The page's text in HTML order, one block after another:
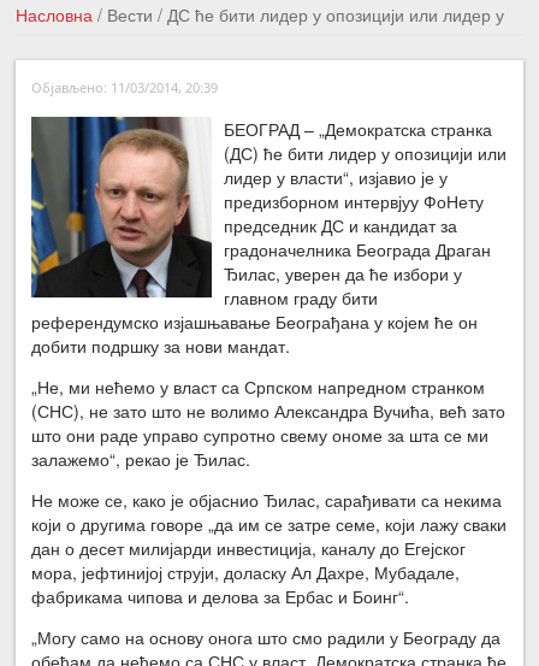
Насловна / Вести/ ДС ће бити лидер у опозицији или лидер у
власти
←Претходна вест
Објављено: 11/03/2014, 20:39
БЕОГРАД – „Демократска странка
(ДС) ће бити лидер у опозицији или
лидер у власти“, изјавио је у
предизборном интервјуу ФоНету
председник ДС и кандидат за
градоначелника Београда Драган
Ђилас, уверен да ће избори у
главном граду бити
референдумско изјашњавање Београђана у којем ће он
добити подршку за нови мандат.
„Не, ми нећемо у власт са Српском напредном странком
(СНС), не зато што не волимо Александра Вучића, већ зато
што они раде управо супротно свему ономе за шта се ми
залажемо“, рекао је Ђилас.
Не може се, како је објаснио Ђилас, сарађивати са некима
који о другима говоре „да им се затре семе, који лажу сваки
дан о десет милијарди инвестиција, каналу до Егејског
мора, јефтинијој струји, доласку Ал Дахре, Мубадале,
фабрикама чипова и делова за Ербас и Боинг“.
„Могу само на основу онога што смо радили у Београду да
обећам да нећемо са СНС у власт. Демократска странка ће